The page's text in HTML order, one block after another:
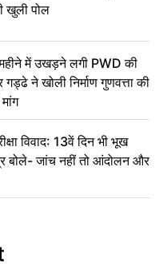
खुली पोल
में उखड़ने लगी PWD की
ने खोली निर्माण गुणवत्ता की
विवाद: 13वें दिन भी भूख
बोले- जांच नहीं तो आंदोलन और